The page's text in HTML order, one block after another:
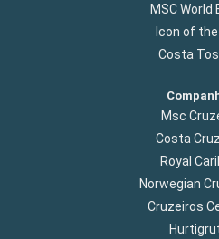
MSC World
Icon of
Costa
Msc
Costa
Royal
Norwegian
Cruzeiros